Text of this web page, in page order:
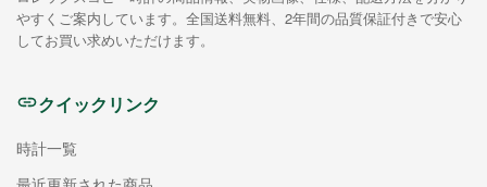
やすくご案内しています。全国送料無料、2年間の品質保証付きで安心
してお買い求めいただけます。
クイックリンク
時計一覧